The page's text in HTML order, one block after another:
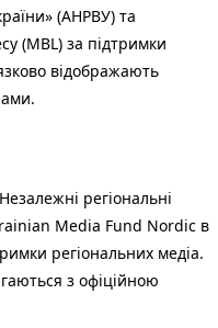
(АНРВУ) та
(MBL) за підтримки
відображають
регіональні
Media Fund Nordic в
регіональних медіа.
з офіційною